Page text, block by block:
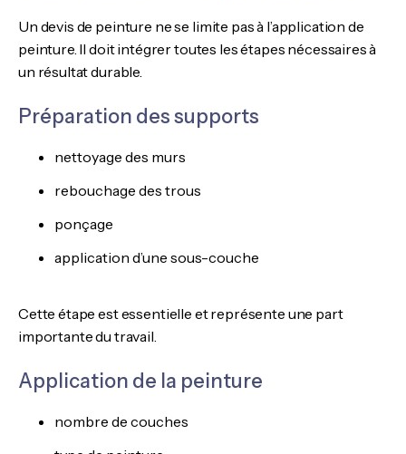
Un devis de peinture ne se limite pas à l’application de
peinture. Il doit intégrer toutes les étapes nécessaires à
un résultat durable.
Préparation des supports
nettoyage des murs
rebouchage des trous
ponçage
application d’une sous-couche
Cette étape est essentielle et représente une part
importante du travail.
Application de la peinture
nombre de couches